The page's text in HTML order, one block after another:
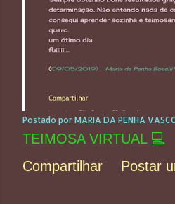
Postado por MARIA DA PENHA
TEIMOSA VIRTUAL 💻
Compartilhar
Postar